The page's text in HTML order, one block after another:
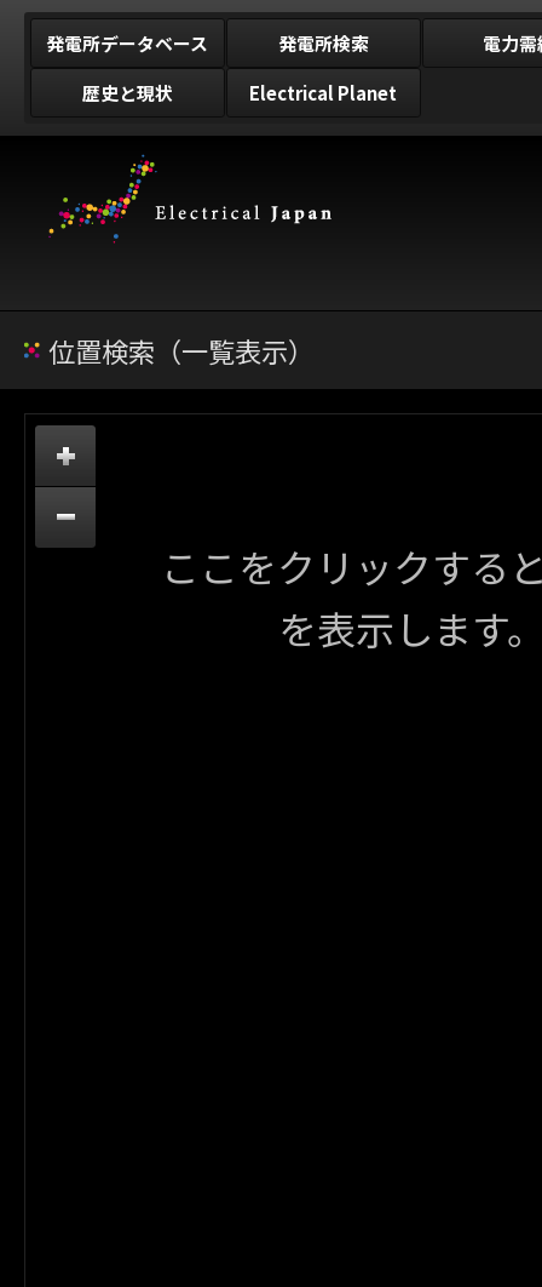
発電所データベース 発電所検索
電力需
歴史と現状
Electrical Planet
位置検索（一覧表示）
ここをクリックする
を表示します